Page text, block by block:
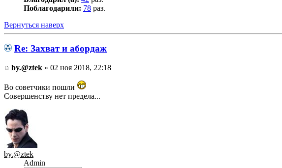
Поблагодарили: 78 раз.
Вернуться наверх
Re: Захват и абордаж
by.@ztek » 02 ноя 2018, 22:18
Во советчики пошли
Совершенству нет предела...
by.@ztek
Admin